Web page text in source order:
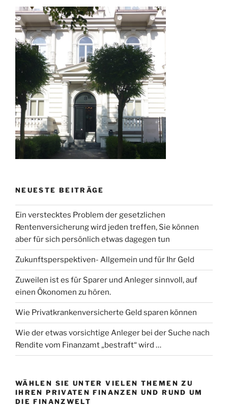
NEUESTE BEITRÄGE
Ein verstecktes Problem der gesetzlichen
Rentenversicherung wird jeden treffen, Sie können
aber für sich persönlich etwas dagegen tun
Zukunftsperspektiven- Allgemein und für Ihr Geld
Zuweilen ist es für Sparer und Anleger sinnvoll, auf
einen Ökonomen zu hören.
Wie Privatkrankenversicherte Geld sparen können
Wie der etwas vorsichtige Anleger bei der Suche nach
Rendite vom Finanzamt „bestraft“ wird …
WÄHLEN SIE UNTER VIELEN THEMEN ZU
IHREN PRIVATEN FINANZEN UND RUND UM
DIE FINANZWELT